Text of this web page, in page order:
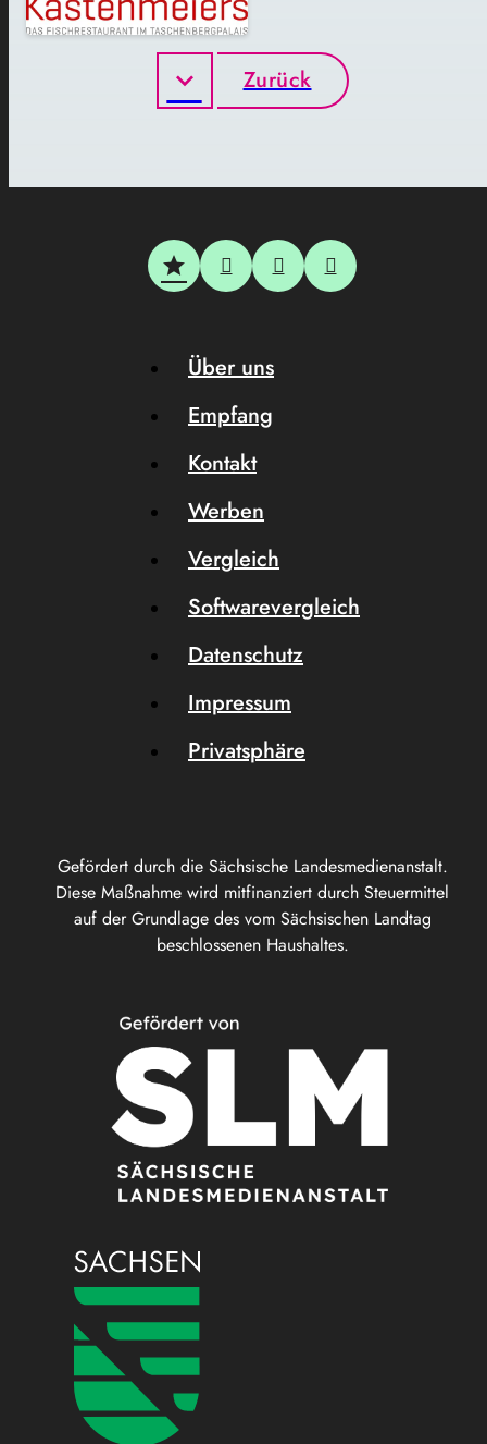
Zurück
Gefördert durch die Sächsische Landesmedienanstalt.
Diese Maßnahme wird mitfinanziert durch Steuermittel
auf der Grundlage des vom Sächsischen Landtag
beschlossenen Haushaltes.
Über uns
Empfang
Kontakt
Werben
Vergleich
Softwarevergleich
Datenschutz
Impressum
Privatsphäre